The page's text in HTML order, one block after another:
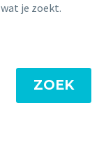
je zoekt.
ZOEK